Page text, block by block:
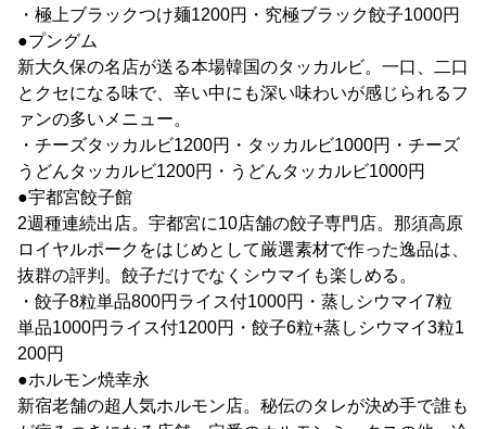
・極上ブラックつけ麺1200円・究極ブラック餃子1000円
●プングム
新大久保の名店が送る本場韓国のタッカルビ。一口、二口
とクセになる味で、辛い中にも深い味わいが感じられるフ
ァンの多いメニュー。
・チーズタッカルビ1200円・タッカルビ1000円・チーズ
うどんタッカルビ1200円・うどんタッカルビ1000円
●宇都宮餃子館
2週種連続出店。宇都宮に10店舗の餃子専門店。那須高原
ロイヤルポークをはじめとして厳選素材で作った逸品は、
抜群の評判。餃子だけでなくシウマイも楽しめる。
・餃子8粒単品800円ライス付1000円・蒸しシウマイ7粒
単品1000円ライス付1200円・餃子6粒+蒸しシウマイ3粒1
200円
●ホルモン焼幸永
新宿老舗の超人気ホルモン店。秘伝のタレが決め手で誰も